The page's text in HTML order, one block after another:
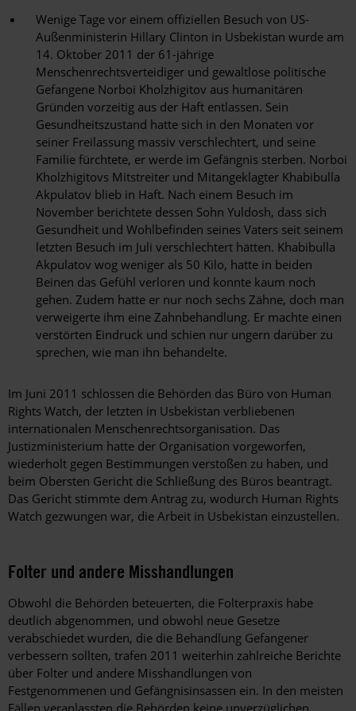
Wenige Tage vor einem offiziellen Besuch von US-
Außenministerin Hillary Clinton in Usbekistan wurde am
14. Oktober 2011 der 61-jährige
Menschenrechtsverteidiger und gewaltlose politische
Gefangene Norboi Kholzhigitov aus humanitären
Gründen vorzeitig aus der Haft entlassen. Sein
Gesundheitszustand hatte sich in den Monaten vor
seiner Freilassung massiv verschlechtert, und seine
Familie fürchtete, er werde im Gefängnis sterben. Norboi
Kholzhigitovs Mitstreiter und Mitangeklagter Khabibulla
Akpulatov blieb in Haft. Nach einem Besuch im
November berichtete dessen Sohn Yuldosh, dass sich
Gesundheit und Wohlbefinden seines Vaters seit seinem
letzten Besuch im Juli verschlechtert hätten. Khabibulla
Akpulatov wog weniger als 50 Kilo, hatte in beiden
Beinen das Gefühl verloren und konnte kaum noch
gehen. Zudem hatte er nur noch sechs Zähne, doch man
verweigerte ihm eine Zahnbehandlung. Er machte einen
verstörten Eindruck und schien nur ungern darüber zu
sprechen, wie man ihn behandelte.
Im Juni 2011 schlossen die Behörden das Büro von Human
Rights Watch, der letzten in Usbekistan verbliebenen
internationalen Menschenrechtsorganisation. Das
Justizministerium hatte der Organisation vorgeworfen,
wiederholt gegen Bestimmungen verstoßen zu haben, und
beim Obersten Gericht die Schließung des Büros beantragt.
Das Gericht stimmte dem Antrag zu, wodurch Human Rights
Watch gezwungen war, die Arbeit in Usbekistan einzustellen.
Folter und andere Misshandlungen
Obwohl die Behörden beteuerten, die Folterpraxis habe
deutlich abgenommen, und obwohl neue Gesetze
verabschiedet wurden, die die Behandlung Gefangener
verbessern sollten, trafen 2011 weiterhin zahlreiche Berichte
über Folter und andere Misshandlungen von
Festgenommenen und Gefängnisinsassen ein. In den meisten